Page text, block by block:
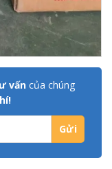
vấn của chúng